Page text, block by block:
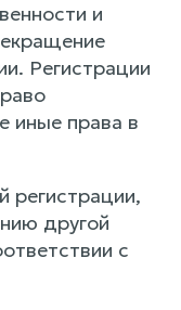
и
Регистрации
иные права в
регистрации,
другой
с